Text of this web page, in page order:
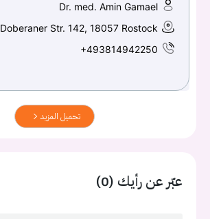
Dr. med. Amin Gamael
Doberaner Str. 142, 18057 Rostock
+493814942250
تحميل المزيد
عبّر عن رأيك (0)